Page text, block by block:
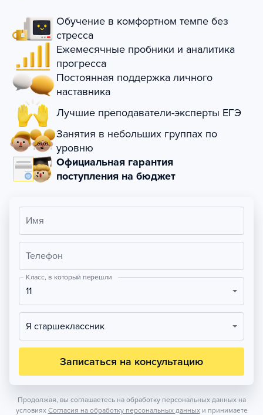
Обучение в комфортном темпе без
стресса
Ежемесячные пробники и аналитика
прогресса
Постоянная поддержка личного
наставника
Лучшие преподаватели-эксперты ЕГЭ
Занятия в небольших группах по
уровню
Официальная гарантия
поступления на бюджет
Имя
Телефон
Класс, в который перешли
11
Я старшеклассник
Записаться на консультацию
Продолжая, вы соглашаетесь на обработку персональных данных на
условиях Согласия на обработку персональных данных и принимаете